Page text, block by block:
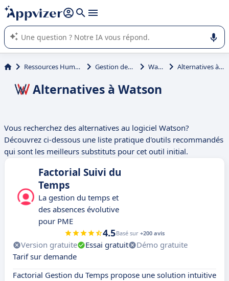
répondre (plusieurs lignes avec
L'IA de Appvizer vous guide dans l'utilisation ou la sélection de
logiciel SaaS en entreprise.
Ressources Humaines (RH) Gestion des temps Watson Alternatives à Watson
Alternatives à Watson
Vous recherchez des alternatives au logiciel Watson?
Découvrez ci-dessous une liste pratique d'outils recommandés
qui sont les meilleurs substituts pour cet outil initial.
Factorial Suivi du
Temps
La gestion du temps et
des absences évolutive
pour PME
4.5Basé sur +200 avis
Version gratuite Essai gratuit
Démo gratuite
Tarif sur demande
Factorial Gestion du Temps propose une solution intuitive